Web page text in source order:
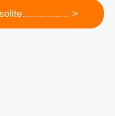
Insolite................. >